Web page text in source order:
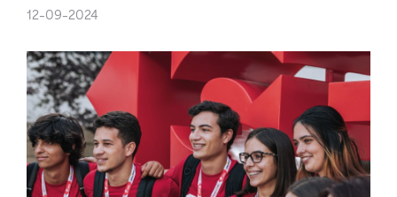
12-09-2024